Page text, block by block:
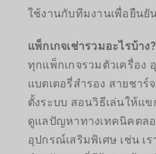
ใช้งานกับทีมงานเพื่อยืนยั
แพ็กเกจเช่ารวมอะไรบ้าง?
ทุกแพ็กเกจรวมตัวเครื่อง
แบตเตอรี่สำรอง สายชา
ตั้งระบบ สอนวิธีเล่นให้แ
ดูแลปัญหาทางเทคนิคตลอ
อุปกรณ์เสริมพิเศษ เช่น เ